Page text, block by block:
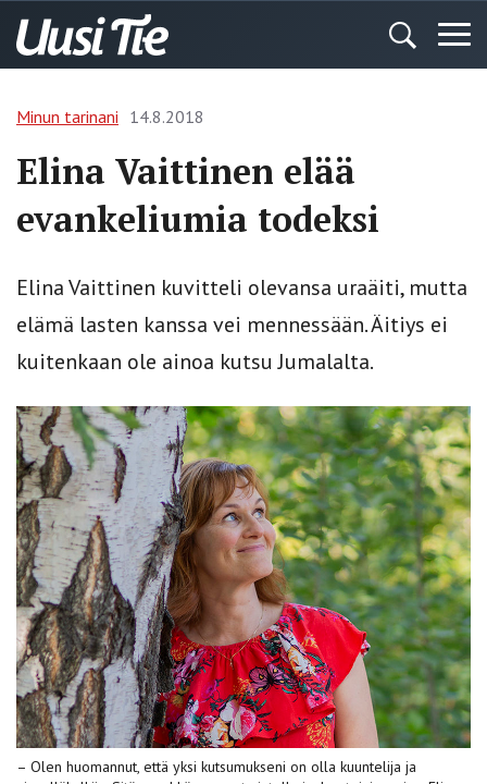
Minun tarinani 14.8.2018
Elina Vaittinen elää
evankeliumia todeksi
Elina Vaittinen kuvitteli olevansa uraäiti, mutta
elämä lasten kanssa vei mennessään. Äitiys ei
kuitenkaan ole ainoa kutsu Jumalalta.
– Olen huomannut, että yksi kutsumukseni on olla kuuntelija ja